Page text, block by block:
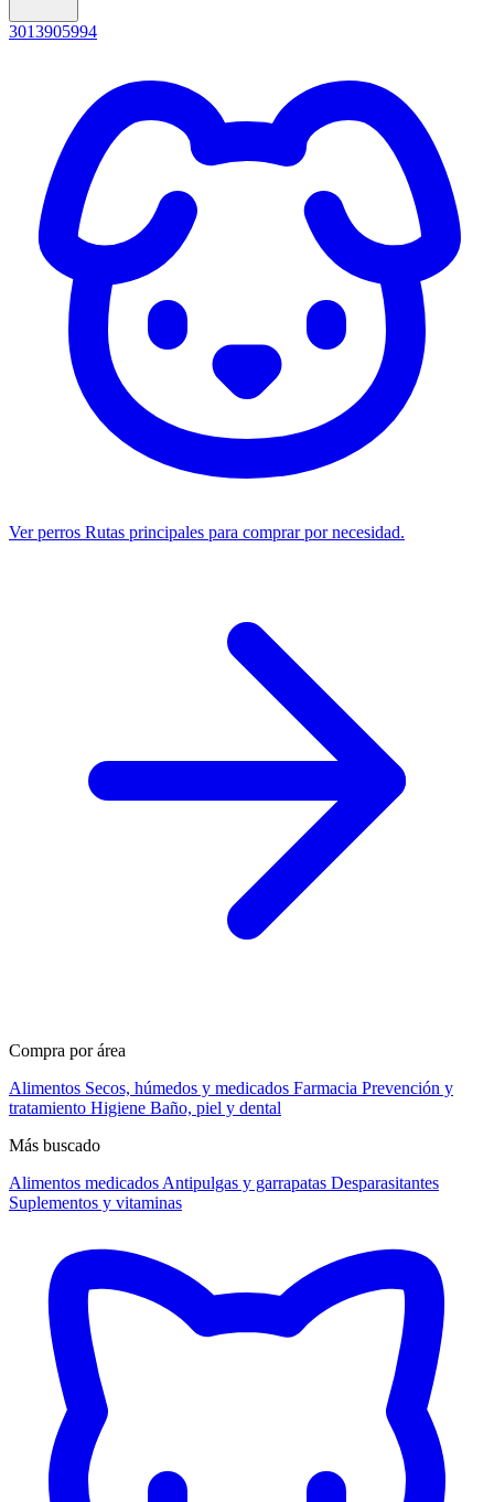
3013905994
Ver perros Rutas principales para comprar por necesidad.
Compra por área
Alimentos Secos, húmedos y medicados Farmacia Prevención y
tratamiento Higiene Baño, piel y dental
Más buscado
Alimentos medicados Antipulgas y garrapatas Desparasitantes
Suplementos y vitaminas